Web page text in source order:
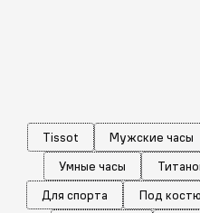
Tissot Мужские часы
Умные часы
Для спорта
Под